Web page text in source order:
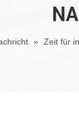
» Zeit für